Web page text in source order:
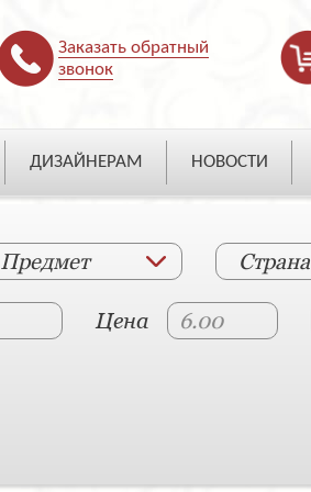
Заказать обратный
звонок
ДИЗАЙНЕРАМ НОВОСТИ
Предмет Страна
Цена